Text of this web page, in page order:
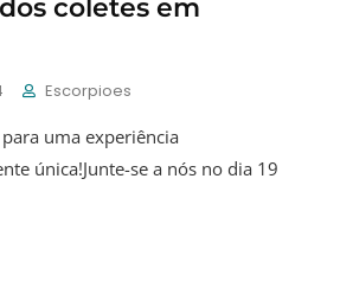
coletes em
Escorpioes
uma experiência
única!Junte-se a nós no dia 19